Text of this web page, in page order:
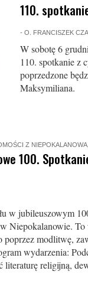
110.
- O. FRANCISZEK
W sobotę 6
110. spotkanie z
poprzedzone
Maksymiliana.
Z NIEPOKALANOWA
100.
w jubileuszowym
Niepokalanowie.
poprzez modlitwę,
wydarzenia:
literaturę religijną,